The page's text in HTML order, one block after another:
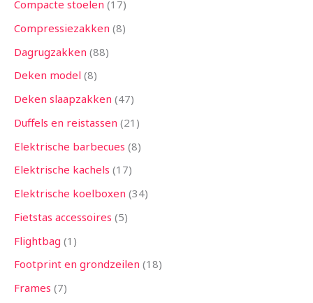
Compacte stoelen 17
Compressiezakken 8
Dagrugzakken 88
Deken model 8
Deken slaapzakken 47
Duffels en reistassen 21
Elektrische barbecues 8
Elektrische kachels 17
Elektrische koelboxen 34
Fietstas accessoires 5
Flightbag 1
Footprint en grondzeilen 18
Frames 7